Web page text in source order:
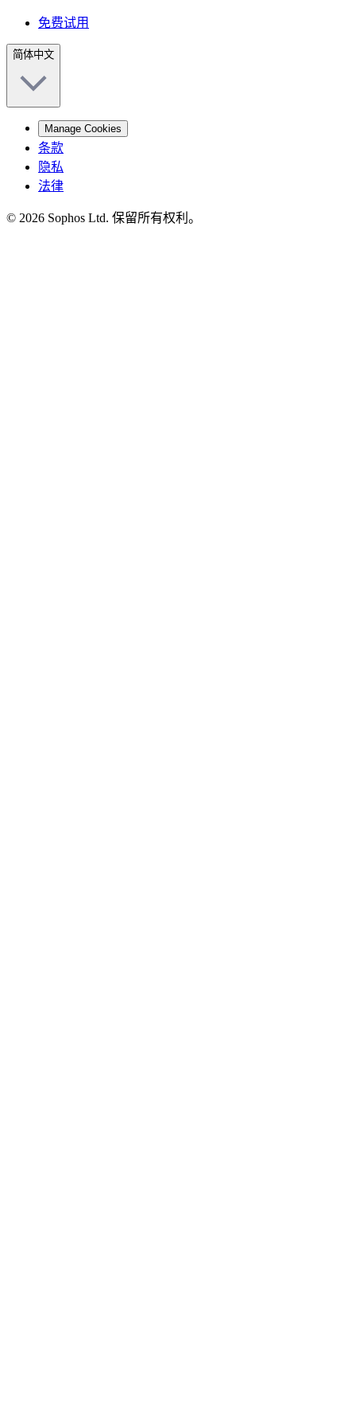
免费试用
简体中文
Manage Cookies
条款
隐私
法律
© 2026 Sophos Ltd. 保留所有权利。